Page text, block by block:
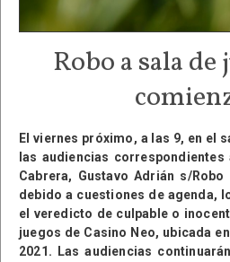
Robo a sala
El viernes próximo, a las 9, en el
las audiencias
Cabrera, Gustavo Adrián s/
debido a cuestiones de agenda,
el veredicto de culpable o
juegos de Casino Neo, ubicada
2021. Las audiencias